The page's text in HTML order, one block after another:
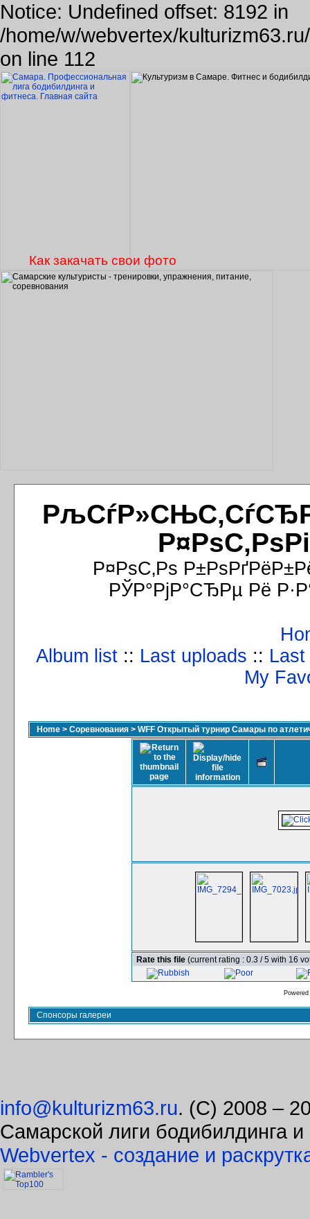
Notice: Undefined offset: 8192 in
/home/w/webvertex/
on line 112
Р¤РѕС‚Рѕ
РЎР°РјР°СЂРµ Рё
Album list :: Last uploads ::
My
Home > Соревнования > WFF Открытый турнир Самары по
Rate this file (current rating : 0.3 / 5 with 16
Спонсоры галереи
info@kulturizm63.ru. (C) 2008 –
Самарской лиги бодибилдинга
Webvertex - создание и
Как закачать свои фото